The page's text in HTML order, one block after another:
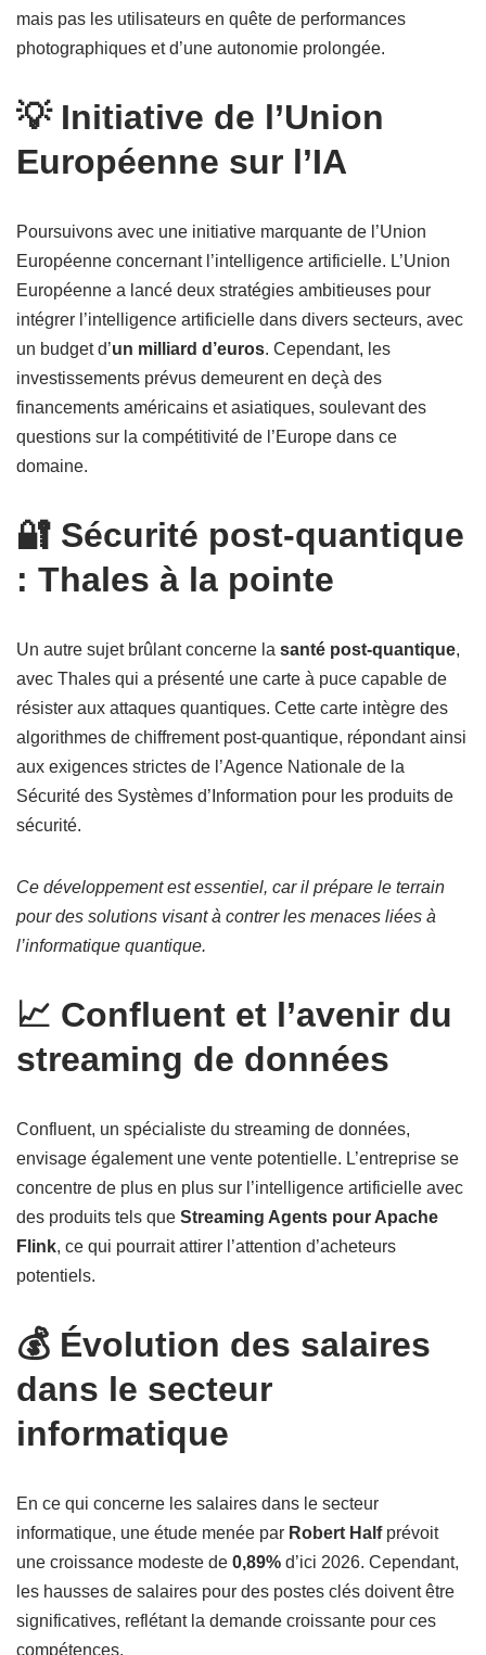
mais pas les utilisateurs en quête de performances
photographiques et d’une autonomie prolongée.
💡 Initiative de l’Union
Européenne sur l’IA
Poursuivons avec une initiative marquante de l’Union
Européenne concernant l’intelligence artificielle. L’Union
Européenne a lancé deux stratégies ambitieuses pour
intégrer l’intelligence artificielle dans divers secteurs, avec
un budget d’un milliard d’euros. Cependant, les
investissements prévus demeurent en deçà des
financements américains et asiatiques, soulevant des
questions sur la compétitivité de l’Europe dans ce
domaine.
🔐 Sécurité post-quantique
: Thales à la pointe
Un autre sujet brûlant concerne la santé post-quantique,
avec Thales qui a présenté une carte à puce capable de
résister aux attaques quantiques. Cette carte intègre des
algorithmes de chiffrement post-quantique, répondant ainsi
aux exigences strictes de l’Agence Nationale de la
Sécurité des Systèmes d’Information pour les produits de
sécurité.
Ce développement est essentiel, car il prépare le terrain
pour des solutions visant à contrer les menaces liées à
l’informatique quantique.
📈 Confluent et l’avenir du
streaming de données
Confluent, un spécialiste du streaming de données,
envisage également une vente potentielle. L’entreprise se
concentre de plus en plus sur l’intelligence artificielle avec
des produits tels que Streaming Agents pour Apache
Flink, ce qui pourrait attirer l’attention d’acheteurs
potentiels.
💰 Évolution des salaires
dans le secteur
informatique
En ce qui concerne les salaires dans le secteur
informatique, une étude menée par Robert Halfprévoit
une croissance modeste de 0,89% d’ici 2026. Cependant,
les hausses de salaires pour des postes clés doivent être
significatives, reflétant la demande croissante pour ces
compétences.